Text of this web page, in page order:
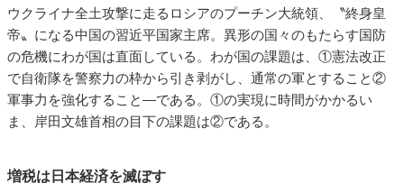
ウクライナ全土攻撃に走るロシアのプーチン大統領、〝終身皇
帝〟になる中国の習近平国家主席。異形の国々のもたらす国防
の危機にわが国は直面している。わが国の課題は、①憲法改正
で自衛隊を警察力の枠から引き剥がし、通常の軍とすること②
軍事力を強化すること―である。①の実現に時間がかかるい
ま、岸田文雄首相の目下の課題は②である。
増税は日本経済を滅ぼす